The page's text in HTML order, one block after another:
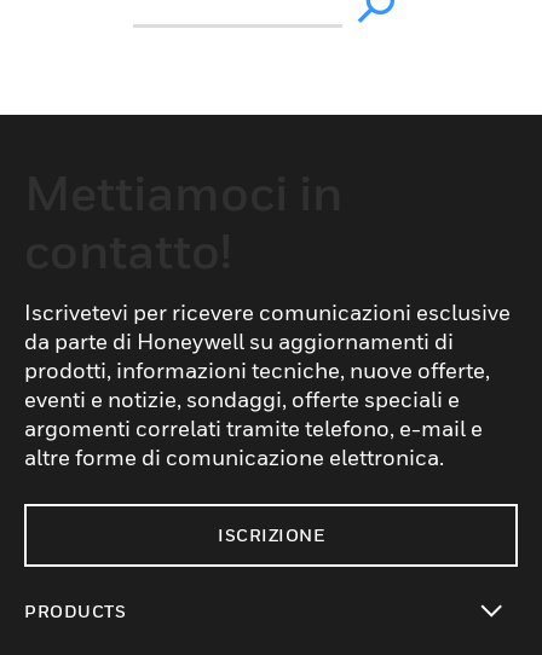
Iscrivetevi per ricevere comunicazioni esclusive
da parte di Honeywell su aggiornamenti di
prodotti, informazioni tecniche, nuove offerte,
eventi e notizie, sondaggi, offerte speciali e
argomenti correlati tramite telefono, e-mail e
altre forme di comunicazione elettronica.
ISCRIZIONE
PRODUCTS